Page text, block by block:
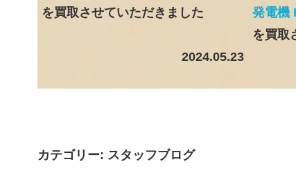
を買取させていただきました
2024.05.23
発電機
を買取
カテゴリー: スタッフブログ